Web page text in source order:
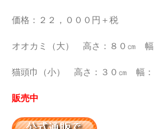
価格：２２，０００円＋税
オオカミ（大） 高さ：８０㎝ 幅
猫頭巾（小） 高さ：３０㎝ 幅：
販売中